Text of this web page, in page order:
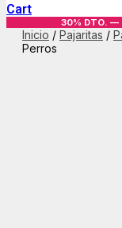
Cart
30% DTO. —
Inicio / Pajaritas /
Perros